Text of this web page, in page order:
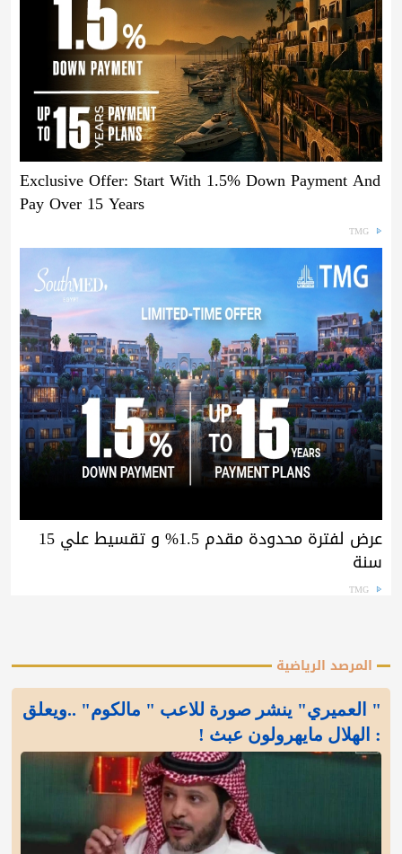
Exclusive Offer: Start With 1.5% Down Payment And
Pay Over 15 Years
TMG
عرض لفترة محدودة مقدم 1.5% و تقسيط علي 15
سنة
TMG
المرصد الرياضية
" العميري" ينشر صورة للاعب " مالكوم" ..ويعلق
: الهلال مايهرولون عبث !